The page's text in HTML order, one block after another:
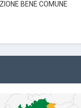
BENE COMUNE